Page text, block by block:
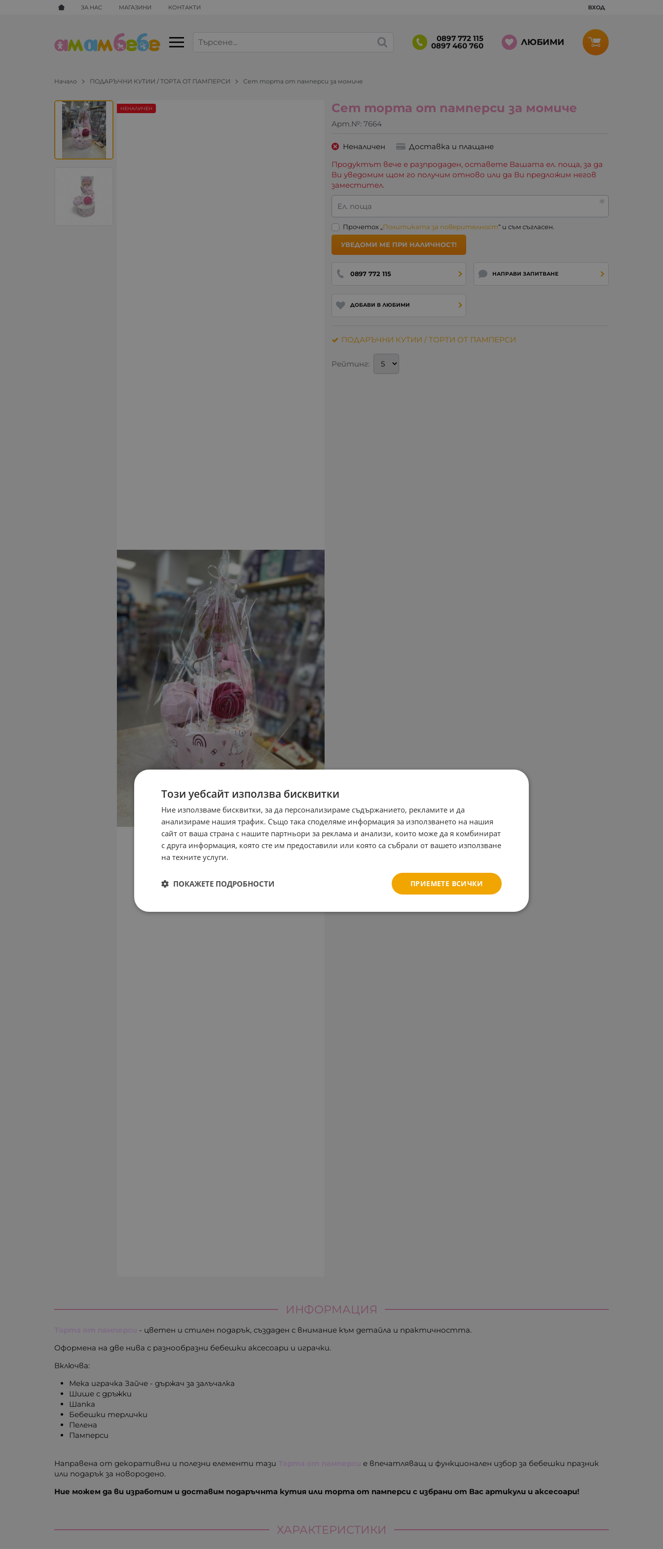
ЗА НАС МАГАЗИНИ КОНТАКТИ ВХОД
0897 772 115
0897 460 760 ЛЮБИМИ
Начало ПОДАРЪЧНИ КУТИИ / ТОРТА ОТ ПАМПЕРСИ Сет торта от памперси за момиче
Сет торта от памперси за момиче
Арт.№: 7664
НЕНАЛИЧЕН
Неналичен
Доставка и плащане
Продуктът вече е разпродаден, оставете Вашата ел. поща, за да
Ви уведомим щом го получим отново или да Ви предложим негов
заместител.
Ел. поща
Прочетох „Политиката за поверителност“ и съм съгласен.
УВЕДОМИ МЕ ПРИ НАЛИЧНОСТ!
0897 772 115 НАПРАВИ ЗАПИТВАНЕ
ДОБАВИ В ЛЮБИМИ
ПОДАРЪЧНИ КУТИИ / ТОРТИ ОТ ПАМПЕРСИ
Рейтинг:
ИНФОРМАЦИЯ
- цветен и стилен подарък, създаден с внимание към детайла и практичността.
Оформена на две нива с разнообразни бебешки аксесоари и играчки.
Включва:
Мека играчка Зайче - държач за залъчалка
Шише с дръжки
Шапка
Бебешки терлички
Пелена
Памперси
Направена от декоративни и полезни елементи тази
е впечатляващ и функционален избор за бебешки празник
или подарък за новородено.
Ние можем да ви изработим и доставим подаръчнта кутия или торта от памперси с избрани от Вас артикули и аксесоари!
ХАРАКТЕРИСТИКИ
Този уебсайт използва бисквитки
Ние използваме бисквитки, за да персонализираме съдържанието, рекламите и да
анализираме нашия трафик. Също така споделяме информация за използването на нашия
сайт от ваша страна с нашите партньори за реклама и анализи, които може да я комбинират
с друга информация, която сте им предоставили или която са събрали от вашето използване
на техните услуги.
ПРИЕМЕТЕ ВСИЧКИ
ПОКАЖЕТЕ ПОДРОБНОСТИ